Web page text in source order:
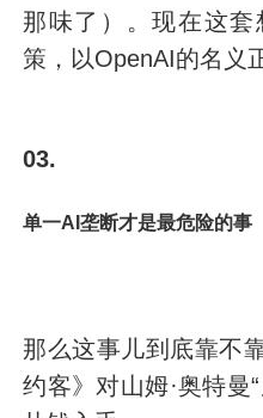
那味了）。现在这
策，以OpenAI的名义
03.
单一AI垄断才是最危险的事
那么这事儿到底靠不
约客》对山姆·奥特曼